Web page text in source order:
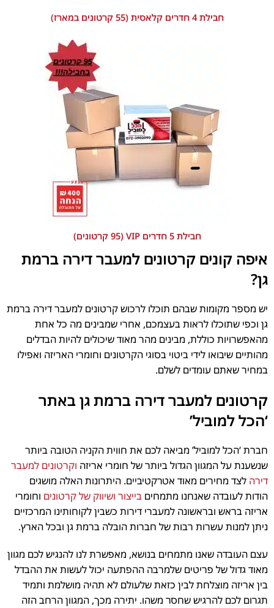
חבילת 4 חדרים קלאסית (55 קרטונים במארז)
חבילת 5 חדרים VIP (95 קרטונים)
איפה קונים קרטונים למעבר דירה ברמת
גן?
יש מספר מקומות שבהם תוכלו לרכוש קרטונים למעבר דירה ברמת
גן וכפי שתוכלו לראות בעצמכם, אחרי שמבינים מה כל אחת
מהאפשרויות כוללת, מבינים מהר מאוד שיכולים להיות הבדלים
מהותיים שיבואו לידי ביטוי בסוגי הקרטונים וחומרי האריזה ואפילו
במחיר שאתם עומדים לשלם.
קרטונים למעבר דירה ברמת גן באתר
‘הכל למוביל’
חברת ‘הכל למוביל’ מביאה לכם את חווית הקניה הטובה ביותר
שנשענת על המגוון הגדול ביותר של חומרי אריזה וקרטונים למעבר
דירה לצד מחירים מאוד אטרקטיביים. היתרונות האלה מושגים
הודות לעובדה שאנחנו מתמחים בייצור ושיווק של קרטונים וחומרי
אריזה בראש ובראשונה למעברי דירות כשבין לקוחותינו המרכזיים
ניתן למנות עשרות רבות של חברות הובלה ברמת גן ובכל הארץ.
עצם העובדה שאנו מתמחים בנושא, מאפשרת לנו להנגיש לכם מגוון
מאוד גדול של פריטים שלמרבה ההפתעה יכול לעשות את ההבדל
בין אריזה מוצלחת לבין כזאת שלעולם לא תהיה מושלמת ותמיד
תגרום לכם להרגיש שחסר משהו. יתירה מכך, המגוון הרחב הזה